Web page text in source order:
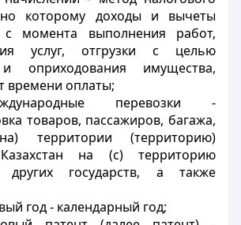
которому доходы и вычеты
с момента выполнения работ,
услуг, отгрузки с целью
оприходования имущества,
времени оплаты;
перевозки -
товаров, пассажиров, багажа,
территории (территорию)
на (с) территорию
других государств, а также
год - календарный год;